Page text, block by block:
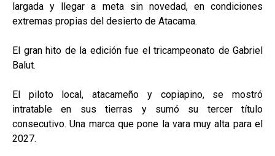
largada y llegar a meta sin novedad, en condiciones
extremas propias del desierto de Atacama.
El gran hito de la edición fue el tricampeonato de Gabriel
Balut.
El piloto local, atacameño y copiapino, se mostró
intratable en sus tierras y sumó su tercer título
consecutivo. Una marca que pone la vara muy alta para el
2027.